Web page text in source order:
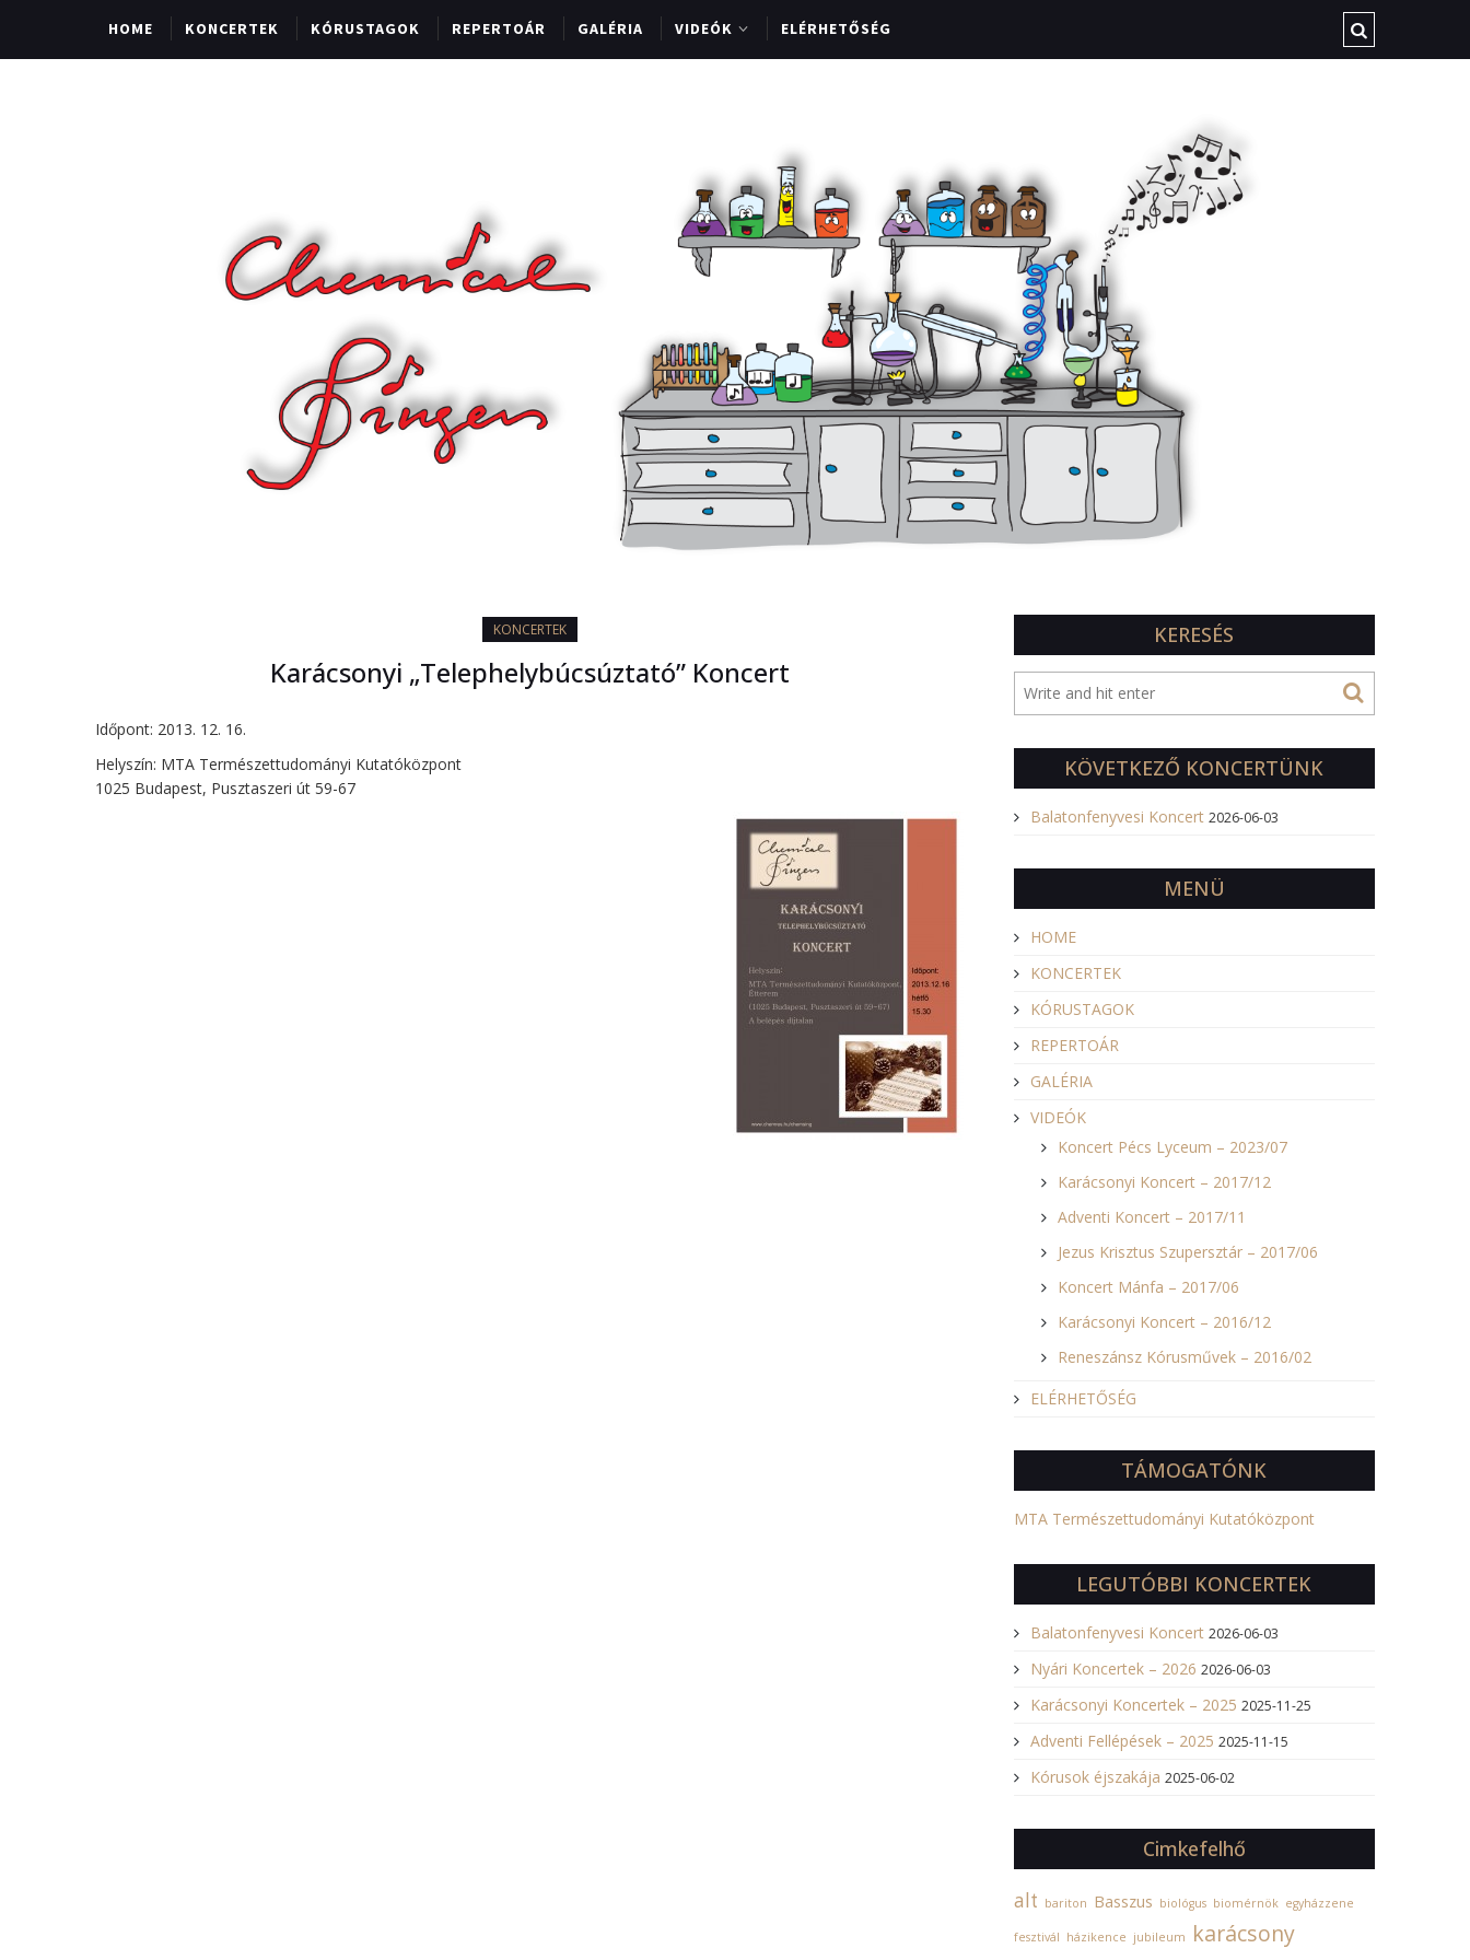
HOME KONCERTEK KÓRUSTAGOK REPERTOÁR GALÉRIA VIDEÓK ELÉRHETŐSÉG
KONCERTEK
Karácsonyi „Telephelybúcsúztató” Koncert
Időpont: 2013. 12. 16.
Helyszín: MTA Természettudományi Kutatóközpont
1025 Budapest, Pusztaszeri út 59-67
KERESÉS
KÖVETKEZŐ KONCERTÜNK
Balatonfenyvesi Koncert 2026-06-03
MENÜ
HOME
KONCERTEK
KÓRUSTAGOK
REPERTOÁR
GALÉRIA
VIDEÓK
Koncert Pécs Lyceum – 2023/07
Karácsonyi Koncert – 2017/12
Adventi Koncert – 2017/11
Jezus Krisztus Szupersztár – 2017/06
Koncert Mánfa – 2017/06
Karácsonyi Koncert – 2016/12
Reneszánsz Kórusművek – 2016/02
ELÉRHETŐSÉG
TÁMOGATÓNK
MTA Természettudományi Kutatóközpont
LEGUTÓBBI KONCERTEK
Balatonfenyvesi Koncert 2026-06-03
Nyári Koncertek – 2026 2026-06-03
Karácsonyi Koncertek – 2025 2025-11-25
Adventi Fellépések – 2025 2025-11-15
Kórusok éjszakája 2025-06-02
Cimkefelhő
alt bariton Basszus biológus biomérnök egyházzene
fesztivál házikence jubileum karácsony